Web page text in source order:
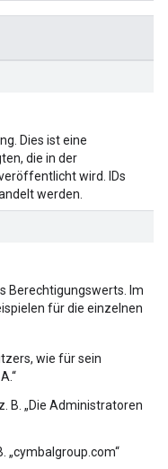
Dies ist eine
die in der
wird. IDs
werden.
Berechtigungswerts. Im
für die einzelnen
wie für sein
B. „Die Administratoren
„cymbalgroup.com“